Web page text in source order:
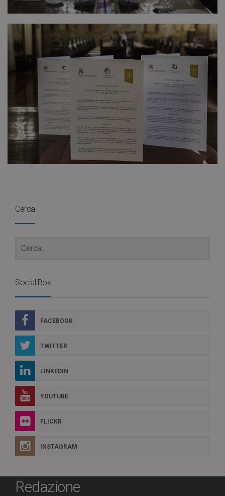
Cerca
Social Box
FACEBOOK
TWITTER
LINKEDIN
YOUTUBE
FLICKR
INSTAGRAM
Redazione